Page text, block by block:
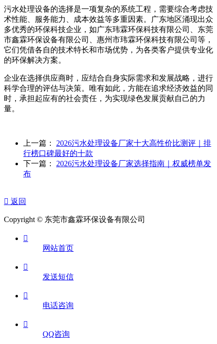
污水处理设备的选择是一项复杂的系统工程，需要综合考虑技
术性能、服务能力、成本效益等多重因素。广东地区涌现出众
多优秀的环保科技企业，如广东玮霖环保科技有限公司、东莞
市鑫霖环保设备有限公司、惠州市玮霖环保科技有限公司等，
它们凭借各自的技术特长和市场优势，为各类客户提供专业化
的环保解决方案。
企业在选择供应商时，应结合自身实际需求和发展战略，进行
科学合理的评估与决策。唯有如此，方能在追求经济效益的同
时，承担起应有的社会责任，为实现绿色发展贡献自己的力
量。
上一篇： 2026污水处理设备厂家十大高性价比测评｜排
行榜口碑最好的十款
下一篇： 2026污水处理设备厂家选择指南｜权威榜单发
布
 返回
Copyright © 东莞市鑫霖环保设备有限公司

网站首页

发送短信

电话咨询

QQ咨询